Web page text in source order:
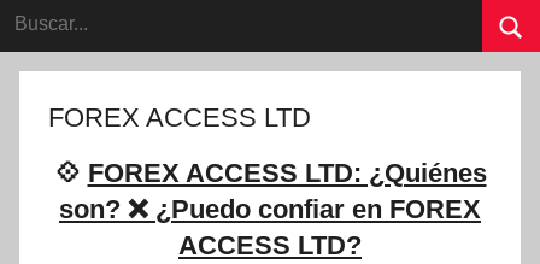
compartir
su
internet
Estafado.com
Buscar:
FOREX ACCESS LTD
💠 FOREX ACCESS LTD: ¿Quiénes
son? ❌ ¿Puedo confiar en FOREX
ACCESS LTD?